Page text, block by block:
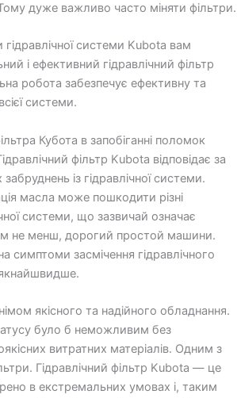
дуже важливо часто міняти фільтри.
системи Kubota вам
і ефективний гідравлічний фільтр
робота забезпечує ефективну та
системи.
Кубота в запобіганні поломок
фільтр Kubota відповідає за
із гідравлічної системи.
масла може пошкодити різні
системи, що зазвичай означає
не менш, дорогий простой машини.
симптоми засмічення гідравлічного
якісного та надійного обладнання.
було б неможливим без
витратних матеріалів. Одним з
Гідравлічний фільтр Kubota — це
в екстремальних умовах і, таким